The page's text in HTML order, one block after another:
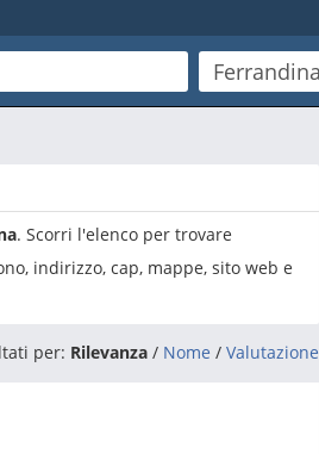
. Scorri l'elenco per trovare
indirizzo, cap, mappe, sito web e
per: Rilevanza / Nome / Valutazione